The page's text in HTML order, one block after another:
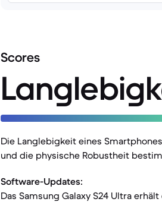
Scores
Die Langlebigkeit eines
und die physische Robustheit
Software-Updates:
Das Samsung Galaxy S24 Ultra